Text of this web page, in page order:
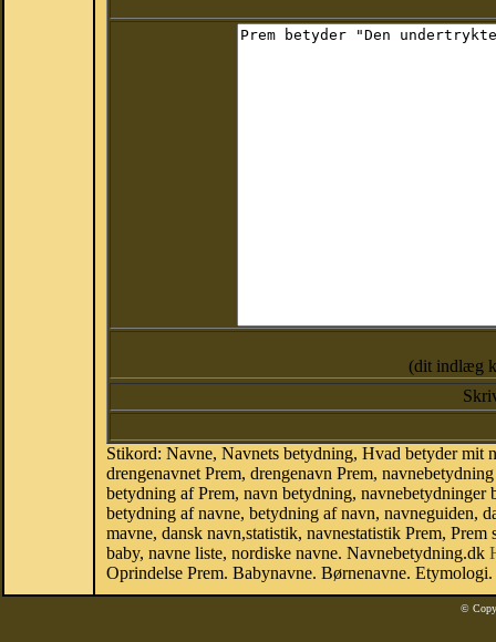
(dit indlæg
Stikord: Navne, Navnets betydning, Hvad betyder mit
drengenavnet Prem, drengenavn Prem,
betydning af Prem, navn betydning, navnebetydninger
betydning af navne, betydning af navn, navneguiden,
mavne, dansk navn,statistik, navnestatistik Prem,
baby, navne liste, nordiske navne. Navnebetydning.dk
Oprindelse Prem. Babynavne. Børnenavne.
©